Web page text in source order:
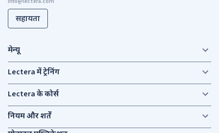
सहायता
मेन्यू
Lectera में ट्रेनिंग
Lectera के कोर्स
नियम और शर्तें